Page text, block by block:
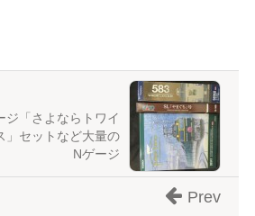
ジ「さよならトワイ
」セットなど大量の
Nゲージ
Prev